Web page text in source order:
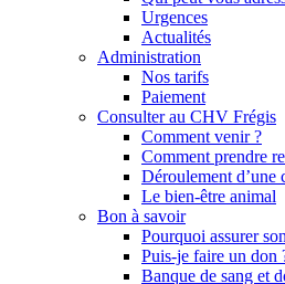
Urgences
Actualités
Administration
Nos tarifs
Paiement
Consulter au CHV Frégis
Comment venir ?
Comment prendre
Déroulement d’une
Le bien-être animal
Bon à savoir
Pourquoi assurer
Puis-je faire un don
Banque de sang et